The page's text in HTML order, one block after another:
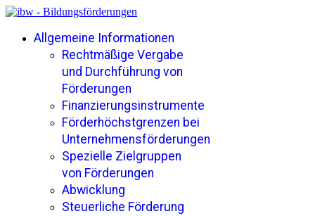
Allgemeine Informationen
Rechtmäßige Vergabe
und Durchführung von
Förderungen
Finanzierungsinstrumente
Förderhöchstgrenzen bei
Unternehmensförderungen
Spezielle Zielgruppen
von Förderungen
Abwicklung
Steuerliche Förderung